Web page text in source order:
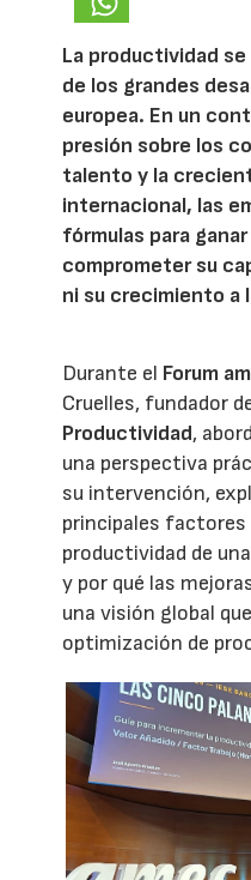
La productividad
de los grandes
europea. En un
presión sobre los
talento y la
internacional, las
fórmulas para
comprometer su
ni su crecimiento a
Durante el Forum
Cruelles, fundador
Productividad,
una perspectiva
su intervención,
principales factores
productividad de
y por qué las
una visión global
optimización de